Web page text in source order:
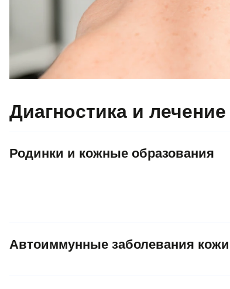
Диагностика и
Родинки и кожные образования
Автоиммунные заболевания кожи